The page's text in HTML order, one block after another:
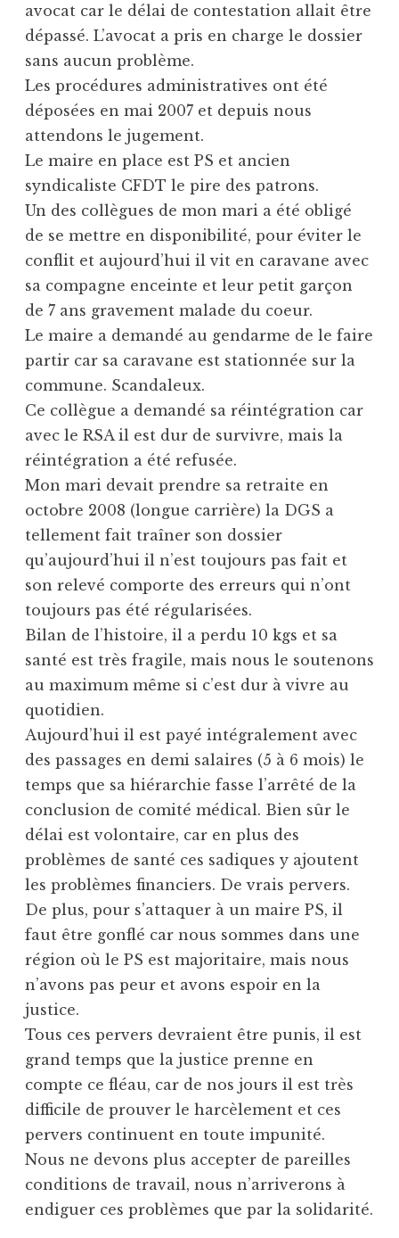
avocat car le délai de contestation allait être
dépassé. L’avocat a pris en charge le dossier
sans aucun problème.
Les procédures administratives ont été
déposées en mai 2007 et depuis nous
attendons le jugement.
Le maire en place est PS et ancien
syndicaliste CFDT le pire des patrons.
Un des collègues de mon mari a été obligé
de se mettre en disponibilité, pour éviter le
conflit et aujourd’hui il vit en caravane avec
sa compagne enceinte et leur petit garçon
de 7 ans gravement malade du coeur.
Le maire a demandé au gendarme de le faire
partir car sa caravane est stationnée sur la
commune. Scandaleux.
Ce collègue a demandé sa réintégration car
avec le RSA il est dur de survivre, mais la
réintégration a été refusée.
Mon mari devait prendre sa retraite en
octobre 2008 (longue carrière) la DGS a
tellement fait traîner son dossier
qu’aujourd’hui il n’est toujours pas fait et
son relevé comporte des erreurs qui n’ont
toujours pas été régularisées.
Bilan de l’histoire, il a perdu 10 kgs et sa
santé est très fragile, mais nous le soutenons
au maximum même si c’est dur à vivre au
quotidien.
Aujourd’hui il est payé intégralement avec
des passages en demi salaires (5 à 6 mois) le
temps que sa hiérarchie fasse l’arrêté de la
conclusion de comité médical. Bien sûr le
délai est volontaire, car en plus des
problèmes de santé ces sadiques y ajoutent
les problèmes financiers. De vrais pervers.
De plus, pour s’attaquer à un maire PS, il
faut être gonflé car nous sommes dans une
région où le PS est majoritaire, mais nous
n’avons pas peur et avons espoir en la
justice.
Tous ces pervers devraient être punis, il est
grand temps que la justice prenne en
compte ce fléau, car de nos jours il est très
difficile de prouver le harcèlement et ces
pervers continuent en toute impunité.
Nous ne devons plus accepter de pareilles
conditions de travail, nous n’arriverons à
endiguer ces problèmes que par la solidarité.